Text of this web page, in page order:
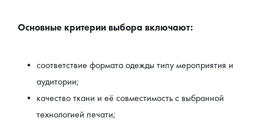
Основные критерии выбора включают:
соответствие формата одежды типу мероприятия и
аудитории;
качество ткани и её совместимость с выбранной
технологией печати;